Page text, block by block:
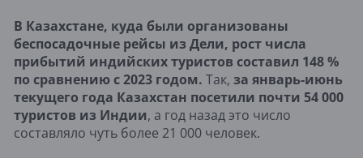
В Казахстане, куда были организованы
беспосадочные рейсы из Дели, рост числа
прибытий индийских туристов составил 148 %
по сравнению с 2023 годом. Так, за январь-июнь
текущего года Казахстан посетили почти 54 000
туристов из Индии, а год назад это число
составляло чуть более 21 000 человек.